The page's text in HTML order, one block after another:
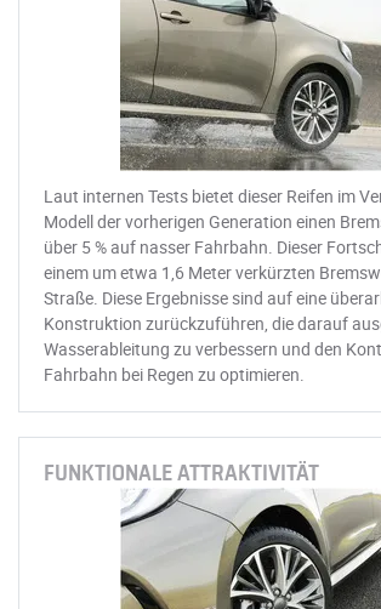
Laut internen Tests bietet dieser Reifen im
Modell der vorherigen Generation einen
über 5 % auf nasser Fahrbahn. Dieser
einem um etwa 1,6 Meter verkürzten
Straße. Diese Ergebnisse sind auf eine
Konstruktion zurückzuführen, die darauf
Wasserableitung zu verbessern und den
Fahrbahn bei Regen zu optimieren.
FUNKTIONALE ATTRAKTIVITÄT